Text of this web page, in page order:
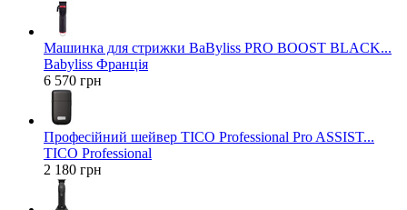
Машинка для стрижки BaByliss PRO BOOST BLACK...
Babyliss Франція
6 570 грн
Професійний шейвер TICO Professional Pro ASSIST...
TICO Professional
2 180 грн